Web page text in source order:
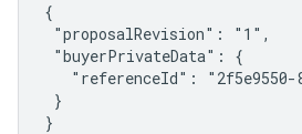
{
"proposalRevision": "1",
"buyerPrivateData": {
"referenceId":
}
}